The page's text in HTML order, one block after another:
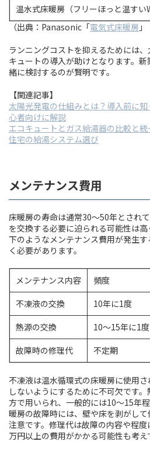
温水式床暖房（フリーほっと温すい
（出典：Panasonic「電気式床暖房
ランニングコストを抑えるためには
キュートの導入が助けとなります。
緒に検討するのが賢明です。
【関連記事】
太陽光発電の仕組みとは？導入前に
心者向けに解説
エコキュートとガス給湯器の比較と
住宅の給湯システム選び
メンテナンス費用
床暖房の寿命は通常30〜50年とされ
を交換する必要に迫られる可能性は
下のようなメンテナンス費用が発生
く必要があります。
メンテナンス内容 頻度
不凍液の交換
10年に1度
熱源の交換
10～15年に1度
故障時の修理代
不定期
不凍液は温水循環式の床暖房に使用
しないようにするために不可欠です
方で用いられ、一般的には10〜15年
暖房の故障時には、壁や床を剥がし
注意です。修理代は故障の内容や程
万円以上の費用がかかる可能性も考え